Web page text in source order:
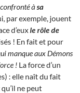
confronté àsa
par exemple, jouent
d’euxle rôle de
! En fait et pour
manque aux Démons
! La force d’un
: elle naît du fait
ne peut